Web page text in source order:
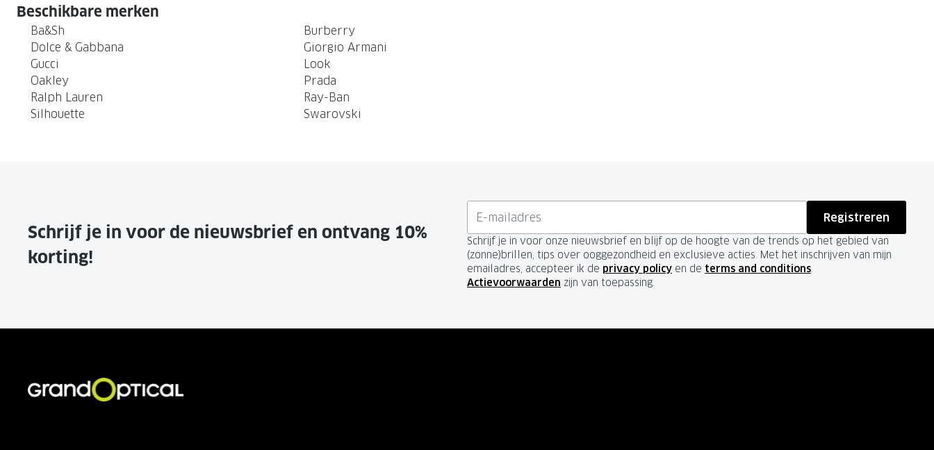
Beschikbare merken
Ba&Sh
Burberry
Dolce & Gabbana
Giorgio Armani
Gucci
Look
Oakley
Prada
Ralph Lauren
Ray-Ban
Silhouette
Swarovski
Schrijf je in voor de nieuwsbrief en ontvang 10%
korting!
Registreren
Schrijf je in voor onze nieuwsbrief en blijf op de hoogte van de trends op het gebied van
(zonne)brillen, tips over ooggezondheid en exclusieve acties. Met het inschrijven van mijn
emailadres, accepteer ik de privacy policy en de terms and conditions.
Actievoorwaarden zijn van toepassing.